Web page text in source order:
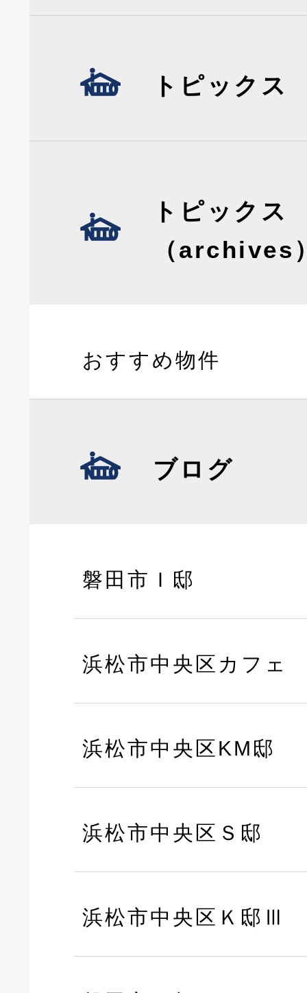
トピックス
トピックス
（archives
おすすめ物件
ブログ
磐田市Ｉ邸
浜松市中央区カフェ
浜松市中央区KM邸
浜松市中央区Ｓ邸
浜松市中央区Ｋ邸Ⅲ